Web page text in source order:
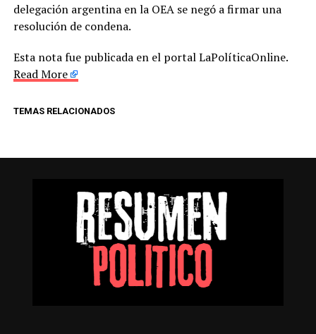
delegación argentina en la OEA se negó a firmar una
resolución de condena.
Esta nota fue publicada en el portal LaPolíticaOnline.
Read More
TEMAS RELACIONADOS